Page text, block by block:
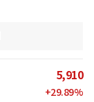
5,910
+29.89%